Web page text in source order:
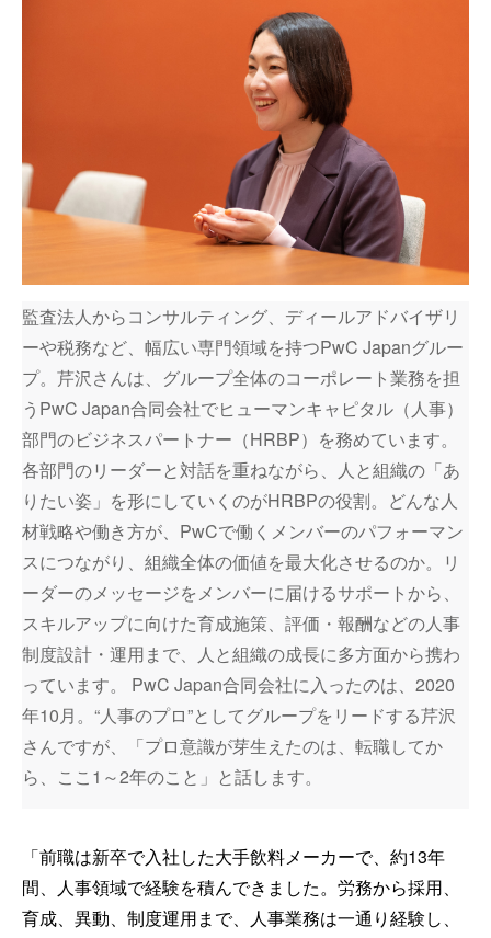
監査法人からコンサルティング、ディールアドバイザリ
ーや税務など、幅広い専門領域を持つPwC Japanグルー
プ。芹沢さんは、グループ全体のコーポレート業務を担
うPwC Japan合同会社でヒューマンキャピタル（人事）
部門のビジネスパートナー（HRBP）を務めています。
各部門のリーダーと対話を重ねながら、人と組織の「あ
りたい姿」を形にしていくのがHRBPの役割。どんな人
材戦略や働き方が、PwCで働くメンバーのパフォーマン
スにつながり、組織全体の価値を最大化させるのか。リ
ーダーのメッセージをメンバーに届けるサポートから、
スキルアップに向けた育成施策、評価・報酬などの人事
制度設計・運用まで、人と組織の成長に多方面から携わ
っています。 PwC Japan合同会社に入ったのは、2020
年10月。“人事のプロ”としてグループをリードする芹沢
さんですが、「プロ意識が芽生えたのは、転職してか
ら、ここ1～2年のこと」と話します。
「前職は新卒で入社した大手飲料メーカーで、約13年
間、人事領域で経験を積んできました。労務から採用、
育成、異動、制度運用まで、人事業務は一通り経験し、